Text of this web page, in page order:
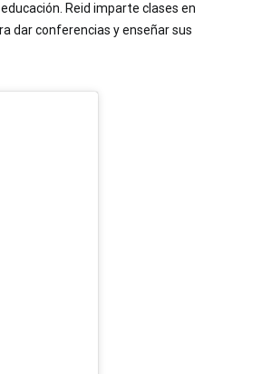
Reid imparte clases en
dar conferencias y enseñar sus